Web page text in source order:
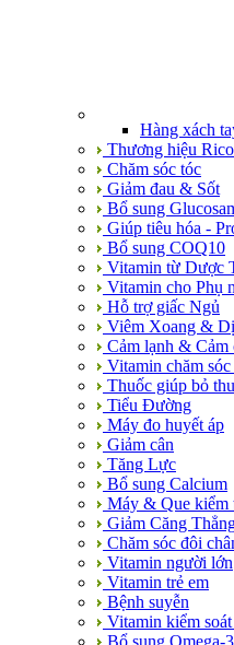
Hàng xách
Thương hiệu
Chăm sóc tóc
Giảm đau & Sốt
Bổ sung
Giúp tiêu hóa -
Bổ sung COQ10
Vitamin từ Dược
Vitamin cho Phụ
Hỗ trợ giấc Ngủ
Viêm Xoang &
Cảm lạnh & Cảm
Vitamin chăm sóc
Thuốc giúp bỏ
Tiểu Đường
Máy đo huyết áp
Giảm cân
Tăng Lực
Bổ sung Calcium
Máy & Que kiểm
Giảm Căng
Chăm sóc đôi
Vitamin người lớn
Vitamin trẻ em
Bệnh suyễn
Vitamin kiểm
Bổ sung Omega-3